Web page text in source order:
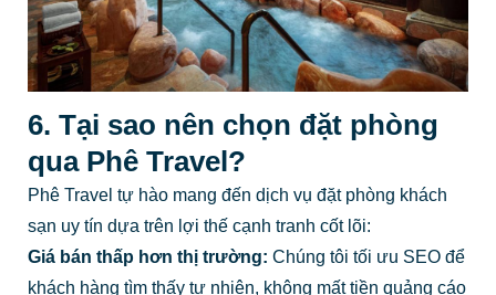
6. Tại sao nên chọn đặt phòng
qua Phê Travel?
Phê Travel tự hào mang đến dịch vụ đặt phòng khách
sạn uy tín dựa trên lợi thế cạnh tranh cốt lõi:
Giá bán thấp hơn thị trường: Chúng tôi tối ưu SEO để
khách hàng tìm thấy tự nhiên, không mất tiền quảng cáo